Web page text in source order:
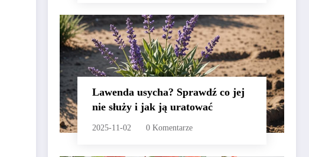
Lawenda usycha? Sprawdź co jej
nie służy i jak ją uratować
2025-11-02 0 Komentarze